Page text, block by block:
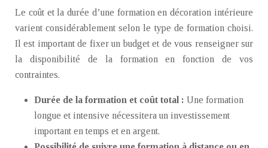
Le coût et la durée d’une formation en décoration intérieure
varient considérablement selon le type de formation choisi.
Il est important de fixer un budget et de vous renseigner sur
la disponibilité de la formation en fonction de vos
contraintes.
Durée de la formation et coût total : Une formation
longue et intensive nécessitera un investissement
important en temps et en argent.